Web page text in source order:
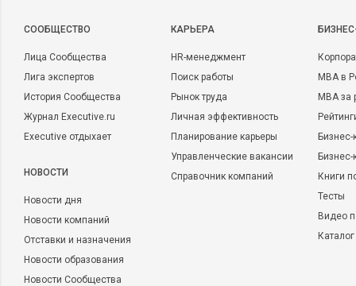
CООБЩЕСТВО
Лица Сообщества
Лига экспертов
История Сообщества
Журнал Executive.ru
Executive отдыхает
НОВОСТИ
Новости дня
Новости компаний
Отставки и назначения
Новости образования
Новости Сообщества
КАРЬЕРА
HR-менеджмент
Поиск работы
Рынок труда
Личная эффективность
Планирование карьеры
Управленческие вакансии
Справочник компаний
MBA в
MBA
Бизнес-
Книги
Тесты
Видео